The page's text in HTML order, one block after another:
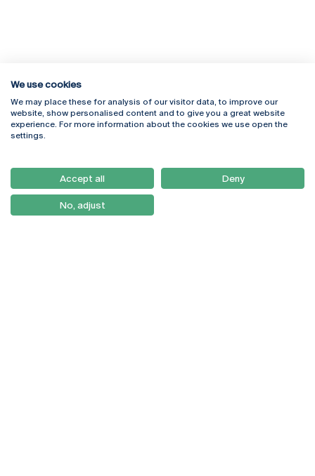
Rua Diogo Botelho 1327
4169-005 Porto
+351 226 196 240
Campus Online
Webmail
Como Chegar
Newsletter
We use cookies
We may place these for analysis of our visitor data, to improve our
website, show personalised content and to give you a great website
experience. For more information about the cookies we use open the
settings.
Accept all Deny
No, adjust